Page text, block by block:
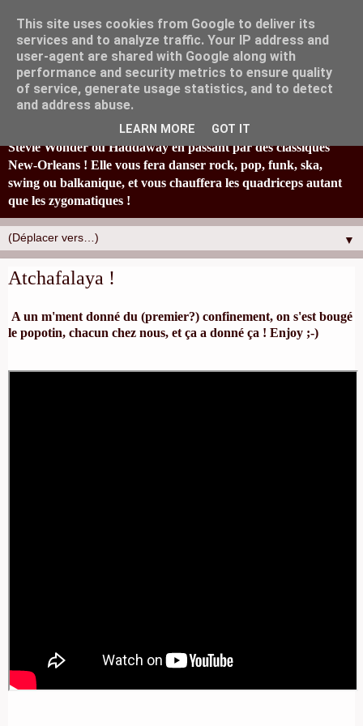
La fanfare Tahar Tag'l, originaire de Marseille, joyeusement
éclectique et à la bonne humeur typiquement locale, réinvestit
en s'amusant un paquet de standards : de Britney Spears à
Stevie Wonder ou Haddaway en passant par des classiques
New-Orleans ! Elle vous fera danser rock, pop, funk, ska,
swing ou balkanique, et vous chauffera les quadriceps autant
que les zygomatiques !
▼
Atchafalaya !
A un m'ment donné du (premier?) confinement, on s'est bougé
le popotin, chacun chez nous, et ça a donné ça ! Enjoy ;-)
This site uses cookies from Google to deliver its
services and to analyze traffic. Your IP address and
user-agent are shared with Google along with
performance and security metrics to ensure quality
of service, generate usage statistics, and to detect
and address abuse.
LEARN MORE GOT IT